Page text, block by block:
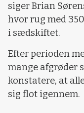
siger Brian
hvor rug med
i sædskiftet.
Efter perioden
mange afgrøder
konstatere, at
sig flot igennem.